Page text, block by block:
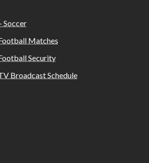
Soccer
Matches
Security
Broadcast Schedule